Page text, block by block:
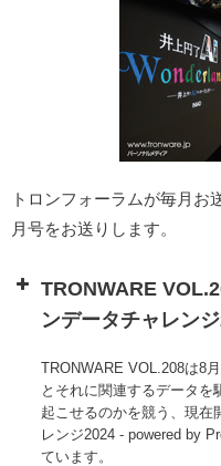
トロンフォーラムが毎月お
月号をお送りします。
TRONWARE
ンデータチャレンジ
TRONWARE VOL.208は8
とそれに関連するデータ
起こせるのかを競う、現在
レンジ2024 - powered by
ています。